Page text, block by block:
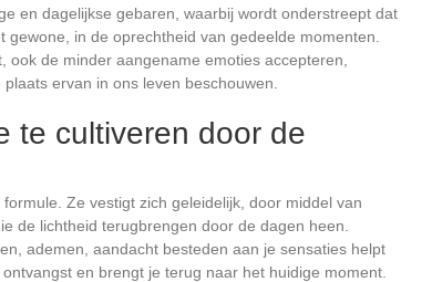
en dagelijkse gebaren, waarbij wordt onderstreept dat
gewone, in de oprechtheid van gedeelde momenten.
de minder aangename emoties accepteren,
ervan in ons leven beschouwen.
te cultiveren door de
Ze vestigt zich geleidelijk, door middel van
de lichtheid terugbrengen door de dagen heen.
ademen, aandacht besteden aan je sensaties helpt
en brengt je terug naar het huidige moment.